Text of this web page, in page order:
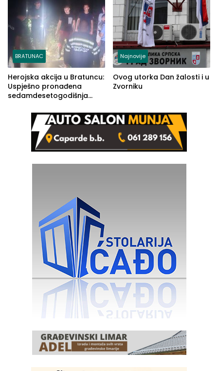
BRATUNAC
Herojska akcija u Bratuncu:
Uspješno pronađena
sedamdesetogodišnja
Kravice.
Najnovije
Ovog utorka Dan žalosti i u
Zvorniku